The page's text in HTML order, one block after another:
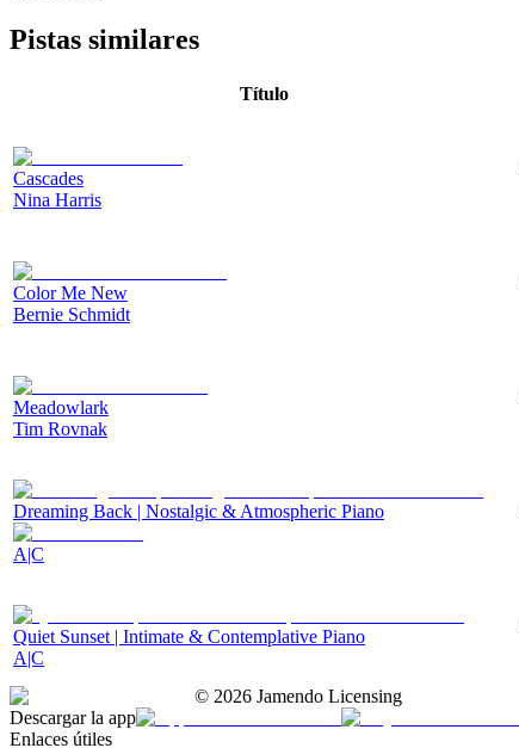
Pistas similares
Título
Cascades
Nina Harris
Color Me New
Bernie Schmidt
Meadowlark
Tim Rovnak
Dreaming Back | Nostalgic & Atmospheric Piano
A|C
Quiet Sunset | Intimate & Contemplative Piano
A|C
© 2026 Jamendo Licensing
Descargar la app
Enlaces útiles